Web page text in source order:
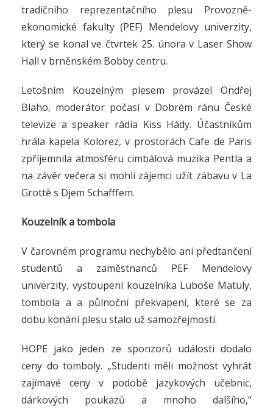
tradičního reprezentačního plesu Provozně-
ekonomické fakulty (PEF) Mendelovy univerzity,
který se konal ve čtvrtek 25. února v Laser Show
Hall v brněnském Bobby centru.
Letošním Kouzelným plesem provázel Ondřej
Blaho, moderátor počasí v Dobrém ránu České
televize a speaker rádia Kiss Hády. Účastníkům
hrála kapela Kolorez, v prostorách Cafe de Paris
zpříjemnila atmosféru cimbálová muzika Pentla a
na závěr večera si mohli zájemci užít zábavu v La
Grottě s Djem Schafffem.
Kouzelník a tombola
V čarovném programu nechybělo ani předtančení
studentů a zaměstnanců PEF Mendelovy
univerzity, vystoupení kouzelníka Luboše Matuly,
tombola a a půlnoční překvapení, které se za
dobu konání plesu stalo už samozřejmostí.
HOPE jako jeden ze sponzorů události dodalo
ceny do tomboly. „Studenti měli možnost vyhrát
zajímavé ceny v podobě jazykových učebnic,
dárkových poukazů a mnoho dalšího,“